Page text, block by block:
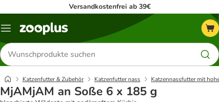
Versandkostenfrei ab 39€
Menü
Produkte
suchen
Katzenfutter & Zubehör Katzenfutter nass Katzennassfutter mit
MjAMjAM an Soße 6 x 185 g